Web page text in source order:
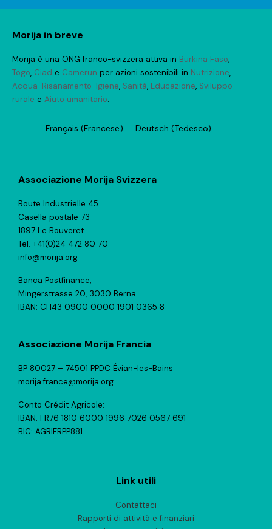
Morija in breve
Morija è una ONG franco-svizzera attiva in Burkina Faso,
Togo, Ciad e Camerun per azioni sostenibili in Nutrizione,
Acqua-Risanamento-Igiene, Sanità, Educazione, Sviluppo
rurale e Aiuto umanitario.
Français (Francese) Deutsch (Tedesco)
Associazione Morija Svizzera
Route Industrielle 45
Casella postale 73
1897 Le Bouveret
Tel. +41(0)24 472 80 70
info@morija.org
Banca Postfinance,
Mingerstrasse 20, 3030 Berna
IBAN: CH43 0900 0000 1901 0365 8
Associazione Morija Francia
BP 80027 – 74501 PPDC Évian-les-Bains
morija.france@morija.org
Conto Crédit Agricole:
IBAN: FR76 1810 6000 1996 7026 0567 691
BIC: AGRIFRPP881
Link utili
Contattaci
Rapporti di attività e finanziari